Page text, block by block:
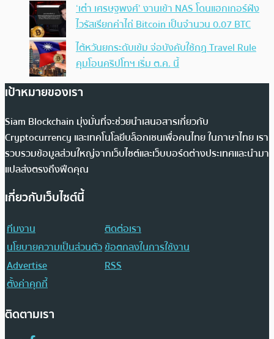
‘เต๋า เศรษฐพงศ์’ งานเข้า NAS โดนแฮกเกอร์ฝัง
ไวรัสเรียกค่าไถ่ Bitcoin เป็นจำนวน 0.07 BTC
ไต้หวันยกระดับเข้ม จ่อบังคับใช้กฏ Travel Rule
คุมโอนคริปโทฯ เริ่ม ต.ค. นี้
เป้าหมายของเรา
Siam Blockchain มุ่งมั่นที่จะช่วยนำเสนอสารเกี่ยวกับ
Cryptocurrency และเทคโนโลยีบล็อกเชนเพื่อคนไทย ในภาษาไทย เรา
รวบรวมข้อมูลส่วนใหญ่จากเว็บไซต์และเว็บบอร์ดต่างประเทศและนำมา
แปลส่งตรงถึงฟีดคุณ
เกี่ยวกับเว็บไซต์นี้
ทีมงาน
ติดต่อเรา
นโยบายความเป็นส่วนตัวข้อตกลงในการใช้งาน
Advertise
RSS
ตั้งค่าคุกกี้
ติดตามเรา